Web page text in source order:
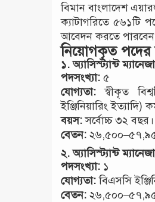
বিমান বাংলাদেশ
ক্যাটাগরিতে ৫৬১টি
আবেদন করতে
নিয়োগকৃত পদের
১.অ্যাসিস্ট্যান্ট
পদসংখ্যা: ৫
যোগ্যতা: স্বীকৃত
ইঞ্জিনিয়ারিং
বয়স:সর্বোচ্চ ৩২ বছর।
বেতন:
২.অ্যাসিস্ট্যান্ট
পদসংখ্যা: ১
যোগ্যতা:বিএসসি
বেতন: